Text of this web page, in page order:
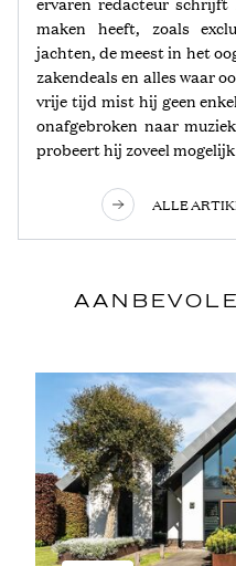
maken heeft, zoals
jachten, de meest in het
zakendeals en alles waar
vrije tijd mist hij geen
onafgebroken naar
probeert hij zoveel
ALLE